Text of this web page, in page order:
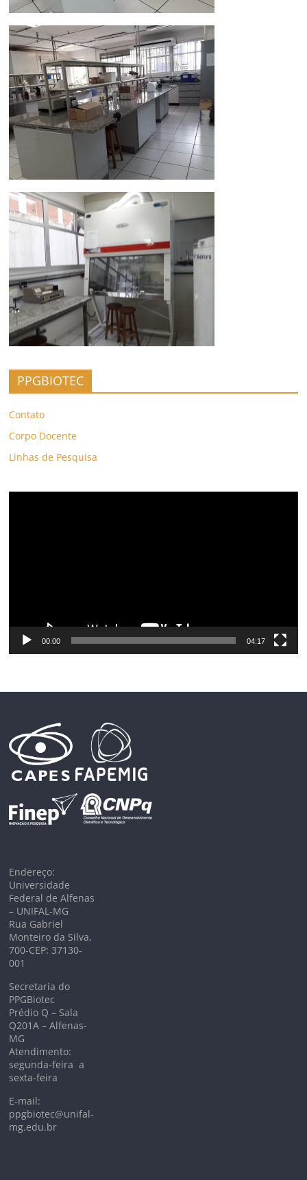
PPGBIOTEC
Contato
Corpo Docente
Linhas de Pesquisa
00:00 04:17
Endereço:
Universidade
Federal de Alfenas
– UNIFAL-MG
Rua Gabriel
Monteiro da Silva,
700-CEP: 37130-
001
Secretaria do
PPGBiotec
Prédio Q – Sala
Q201A – Alfenas-
MG
Atendimento:
segunda-feira a
sexta-feira
E-mail:
ppgbiotec@unifal-
mg.edu.br